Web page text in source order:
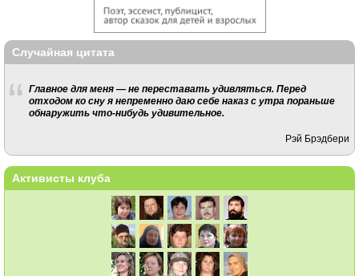
Случайная цитата
Главное для меня — не переставать удивляться. Перед
отходом ко сну я непременно даю себе наказ с утра пораньше
обнаружить что-нибудь удивительное.
Рэй Брэдбери
Активисты клуба